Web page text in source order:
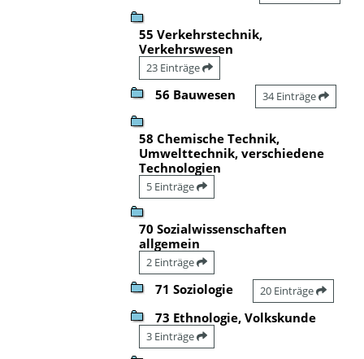
55 Verkehrstechnik,
Verkehrswesen
23 Einträge
56 Bauwesen 34 Einträge
58 Chemische Technik,
Umwelttechnik, verschiedene
Technologien
5 Einträge
70 Sozialwissenschaften
allgemein
2 Einträge
71 Soziologie 20 Einträge
73 Ethnologie, Volkskunde
3 Einträge